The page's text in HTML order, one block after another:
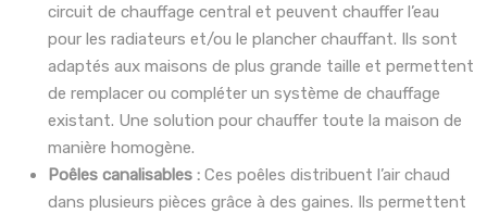
circuit de chauffage central et peuvent chauffer l’eau
pour les radiateurs et/ou le plancher chauffant. Ils sont
adaptés aux maisons de plus grande taille et permettent
de remplacer ou compléter un système de chauffage
existant. Une solution pour chauffer toute la maison de
manière homogène.
Poêles canalisables : Ces poêles distribuent l’air chaud
dans plusieurs pièces grâce à des gaines. Ils permettent